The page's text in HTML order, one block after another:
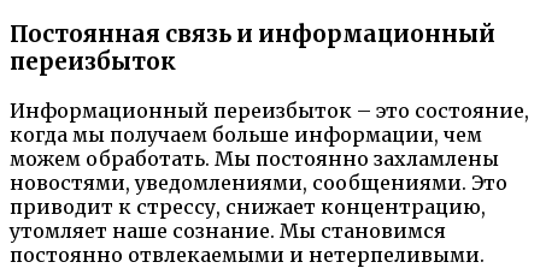
Постоянная связь и информационный
переизбыток
Информационный переизбыток – это состояние,
когда мы получаем больше информации, чем
можем обработать. Мы постоянно захламлены
новостями, уведомлениями, сообщениями. Это
приводит к стрессу, снижает концентрацию,
утомляет наше сознание. Мы становимся
постоянно отвлекаемыми и нетерпеливыми.